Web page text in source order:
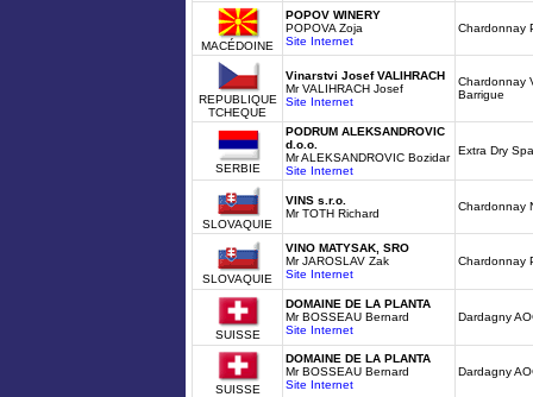
MACÉDOINE
POPOV WINERY
POPOVA Zoja
Site Internet
Chardonnay
REPUBLIQUE
TCHEQUE
Vinarstvi Josef VALIHRACH
Mr VALIHRACH Josef
Site Internet
Chardonnay
Barrigue
SERBIE
PODRUM ALEKSANDROVIC
d.o.o.
Mr ALEKSANDROVIC Bozidar
Site Internet
Extra Dry
SLOVAQUIE
VINS s.r.o.
Mr TOTH Richard
Chardonnay
SLOVAQUIE
VINO MATYSAK, SRO
Mr JAROSLAV Zak
Site Internet
Chardonnay
SUISSE
DOMAINE DE LA PLANTA
Mr BOSSEAU Bernard
Site Internet
Dardagny
SUISSE
DOMAINE DE LA PLANTA
Mr BOSSEAU Bernard
Site Internet
Dardagny